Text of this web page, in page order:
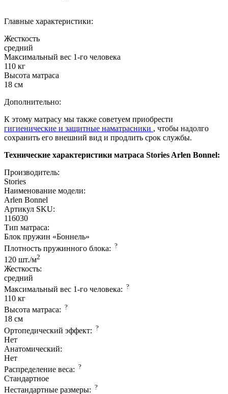
Главные характеристики:
Жесткость
средний
Максимальный вес 1-го человека
110 кг
Высота матраса
18 см
Дополнительно:
К этому матрасу мы также советуем приобрести
гигиенические и защитные наматрасники , чтобы надолго
сохранить его внешний вид и продлить срок службы.
Технические характеристики матраса Stories Arlen Bonnel:
Производитель:
Stories
Наименование модели:
Arlen Bonnel
Артикул SKU:
116030
Тип матраса:
Блок пружин «Боннель»
Плотность пружинного блока: ?
120 шт./м2
Жесткость:
средний
Максимальный вес 1-го человека: ?
110 кг
Высота матраса: ?
18 см
Ортопедический эффект: ?
Нет
Анатомический:
Нет
Распределение веса: ?
Стандартное
Нестандартные размеры: ?